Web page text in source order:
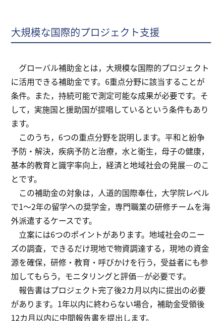
大規模な国際的プロジェクト支援
グローバル補助金とは，大規模な国際的プロジェクト
に活用できる補助金です。6重点分野に該当することが
条件。また，持続可能で測定可能な成果が必要です。そ
して，実施国と援助国が提唱しているという条件もあり
ます。
このうち，6つの重点分野を説明します。平和と紛争
予防・解決，疾病予防と治療，水と衛生，母子の健康，
基本的教育と識字率向上，経済と地域社会の発展―のこ
とです。
この補助金の対象は，人道的国際奉仕，大学院レベル
で1～2年の留学への奨学金，専門職業の研修チームを海
外派遣するケースです。
立案には6つのポイントがあります。地域社会のニー
ズの調査，できるだけ現地で物資調達する，現地の資金
源を確保，研修・教育・呼びかけを行う，受益者にも参
加してもらう，モニタリングと評価―が必要です。
報告書はプロジェクト完了後2カ月以内に提出の必要
があります。1年以内に終わらない場合，補助金受領後
12カ月以内に中間報告書を提出します。